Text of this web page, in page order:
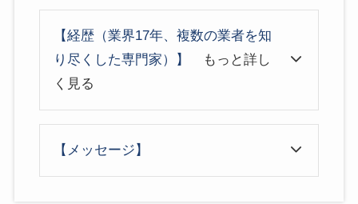
【経歴（業界17年、複数の業者を知
り尽くした専門家）】
もっと詳し
く見る
【メッセージ】